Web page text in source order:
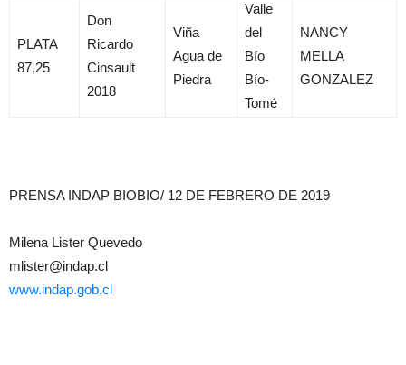
PLATA
87,25
Don
Ricardo
Cinsault
2018
Viña
Agua de
Piedra
Valle
del
Bío
Bío-
Tomé
NANCY
MELLA
GONZALEZ
PRENSA INDAP BIOBIO/ 12 DE FEBRERO DE 2019
Milena Lister Quevedo
mlister@indap.cl
www.indap.gob.cl